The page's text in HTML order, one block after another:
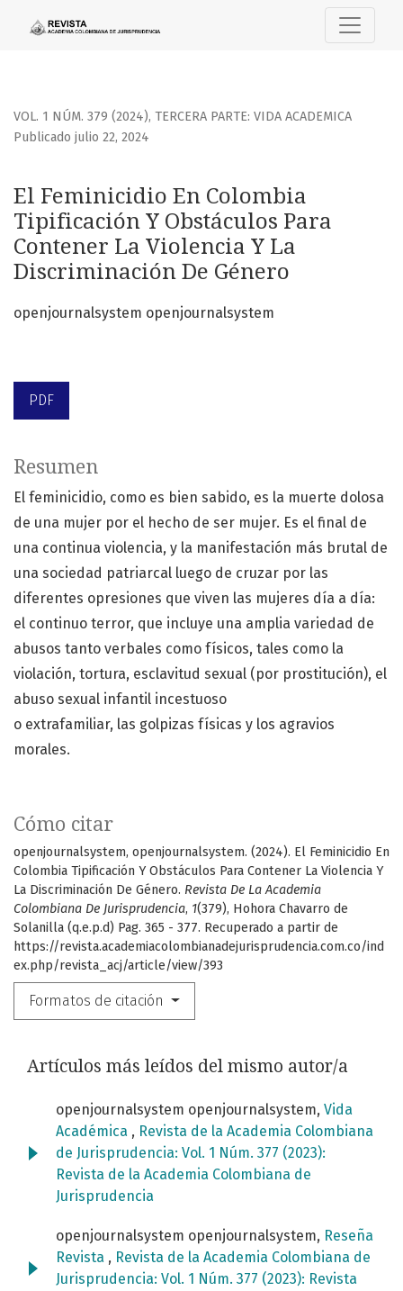
El Feminicidio En Colombia Tipificación Y Obstáculos
VOL. 1 NÚM. 379 (2024), TERCERA PARTE: VIDA ACADEMICA
El Feminicidio En Colombia
Tipificación Y Obstáculos Para
Contener La Violencia Y La
Discriminación De Género
Publicado julio 22, 2024
openjournalsystem openjournalsystem
PDF
Cómo citar
openjournalsystem, openjournalsystem. (2024). El Feminicidio En
Colombia Tipificación Y Obstáculos Para Contener La Violencia Y
La Discriminación De Género. Revista De La Academia
Colombiana De Jurisprudencia, 1(379), Hohora Chavarro de
Solanilla (q.e.p.d) Pag. 365 - 377. Recuperado a partir de
https://revista.academiacolombianadejurisprudencia.com.co/ind
ex.php/revista_acj/article/view/393
Formatos de citación
Resumen
El feminicidio, como es bien sabido, es la muerte dolosa
de una mujer por el hecho de ser mujer. Es el final de
una continua violencia, y la manifestación más brutal de
una sociedad patriarcal luego de cruzar por las
diferentes opresiones que viven las mujeres día a día:
el continuo terror, que incluye una amplia variedad de
abusos tanto verbales como físicos, tales como la
violación, tortura, esclavitud sexual (por prostitución), el
abuso sexual infantil incestuoso
o extrafamiliar, las golpizas físicas y los agravios
morales.
Artículos más leídos del mismo autor/a
openjournalsystem openjournalsystem, Vida
Académica , Revista de la Academia Colombiana
de Jurisprudencia: Vol. 1 Núm. 377 (2023):
Revista de la Academia Colombiana de
Jurisprudencia
openjournalsystem openjournalsystem, Reseña
Revista , Revista de la Academia Colombiana de
Jurisprudencia: Vol. 1 Núm. 377 (2023): Revista